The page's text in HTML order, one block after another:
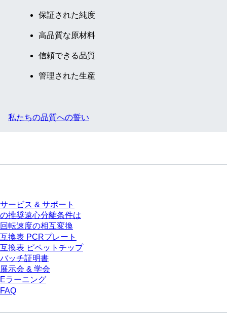
保証された純度
高品質な原材料
信頼できる品質
管理された生産
私たちの品質への誓い
サービス & サポート
の推奨遠心分離条件は
回転速度の相互変換
互換表 PCRプレート
互換表 ピペットチップ
バッチ証明書
展示会 & 学会
Eラーニング
FAQ